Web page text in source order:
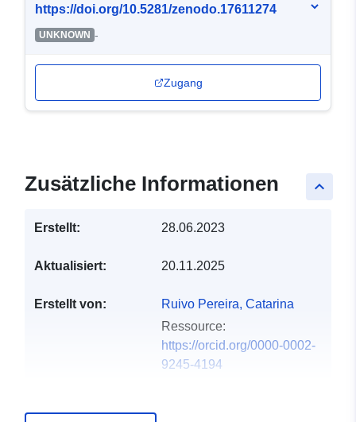
https://doi.org/10.5281/zenodo.17611274
UNKNOWN -
Zugang
keyboard_arrow_up
Zusätzliche Informationen
Erstellt: 28.06.2023
Aktualisiert: 20.11.2025
Erstellt von:
Ruivo Pereira, Catarina
Ressource:
https://orcid.org/0000-0002-
9245-4194